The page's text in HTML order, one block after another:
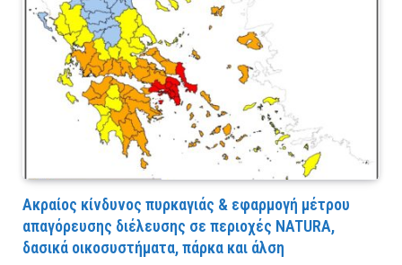
Ακραίος κίνδυνος πυρκαγιάς & εφαρμογή μέτρου
απαγόρευσης διέλευσης σε περιοχές NATURA,
δασικά οικοσυστήματα, πάρκα και άλση